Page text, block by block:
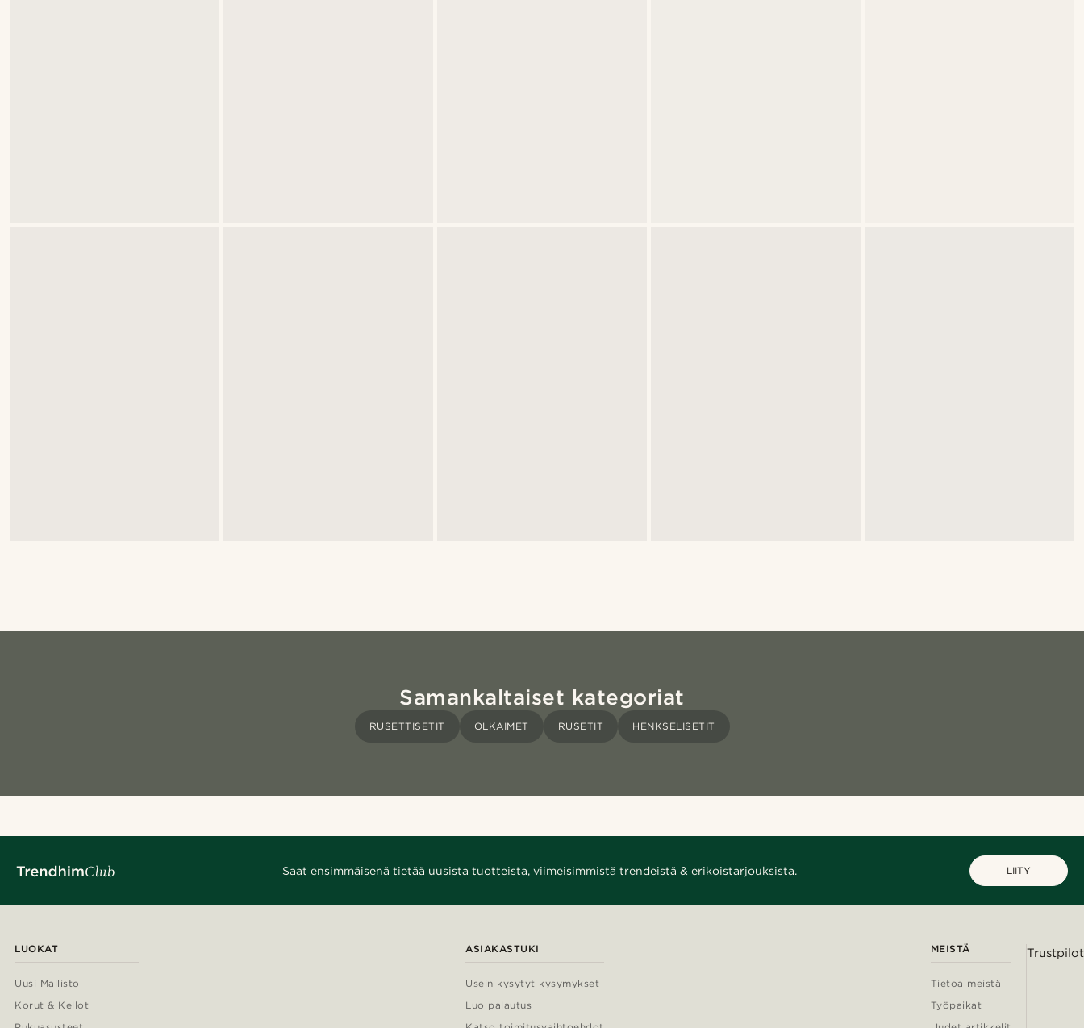
Samankaltaiset kategoriat
RUSETTISETIT OLKAIMET RUSETIT HENKSELISETIT
Saat ensimmäisenä tietää uusista tuotteista, viimeisimmistä trendeistä & erikoistarjouksista. LIITY
LUOKAT
Uusi Mallisto
Korut & Kellot
ASIAKASTUKI
Usein kysytyt kysymykset
Luo palautus
MEISTÄ
Tietoa meistä
Työpaikat
Trustpilot